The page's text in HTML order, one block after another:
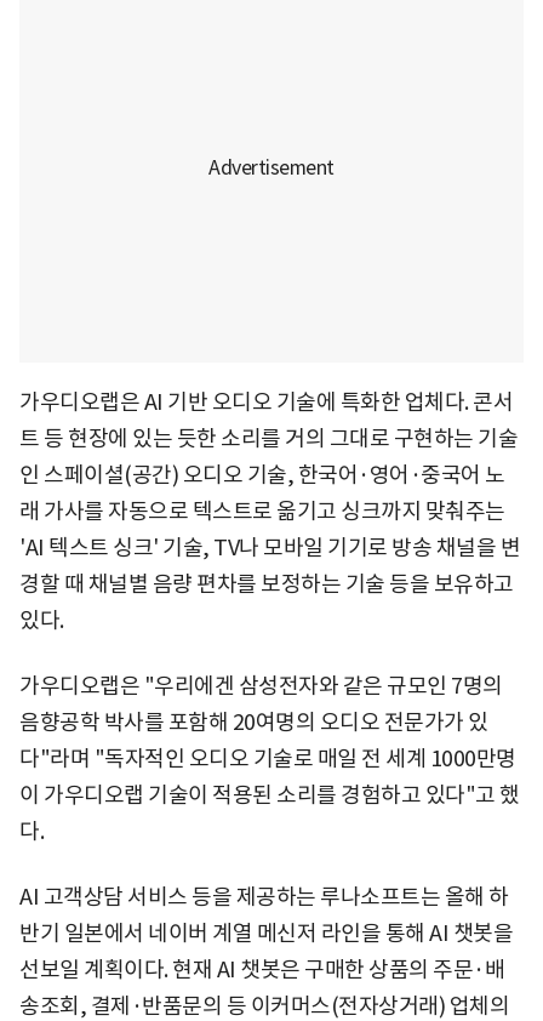
가우디오랩은 AI 기반 오디오 기술에 특화한 업체다. 콘서
트 등 현장에 있는 듯한 소리를 거의 그대로 구현하는 기술
인 스페이셜(공간) 오디오 기술, 한국어·영어·중국어 노
래 가사를 자동으로 텍스트로 옮기고 싱크까지 맞춰주는
'AI 텍스트 싱크' 기술, TV나 모바일 기기로 방송 채널을 변
경할 때 채널별 음량 편차를 보정하는 기술 등을 보유하고
있다.
가우디오랩은 "우리에겐 삼성전자와 같은 규모인 7명의
음향공학 박사를 포함해 20여명의 오디오 전문가가 있
다"라며 "독자적인 오디오 기술로 매일 전 세계 1000만명
이 가우디오랩 기술이 적용된 소리를 경험하고 있다"고 했
다.
AI 고객상담 서비스 등을 제공하는 루나소프트는 올해 하
반기 일본에서 네이버 계열 메신저 라인을 통해 AI 챗봇을
선보일 계획이다. 현재 AI 챗봇은 구매한 상품의 주문·배
송조회, 결제·반품문의 등 이커머스(전자상거래) 업체의